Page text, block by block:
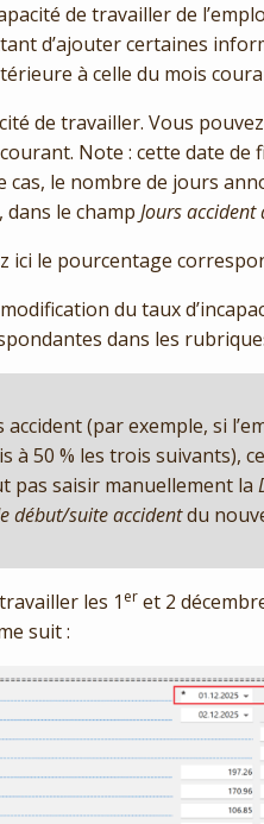
de travailler de
d’ajouter certaines
à celle du mois
de travailler. Vous
Note : cette date de
le nombre de jours
le champ Jours
ici le pourcentage
du taux
dans les
(par exemple, si
à 50 % les trois suivants),
pas saisir manuellement la
début/suite accidentdu
les 1 er et 2
suit :